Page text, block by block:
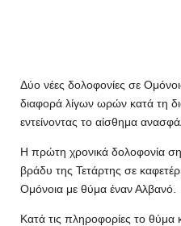
Δύο νέες δολοφονίες σε
διαφορά λίγων ωρών κατά τη
εντείνοντας το αίσθημα
Η πρώτη χρονικά δολοφονία
βράδυ της Τετάρτης σε
Ομόνοια με θύμα έναν Αλβανό.
Κατά τις πληροφορίες το